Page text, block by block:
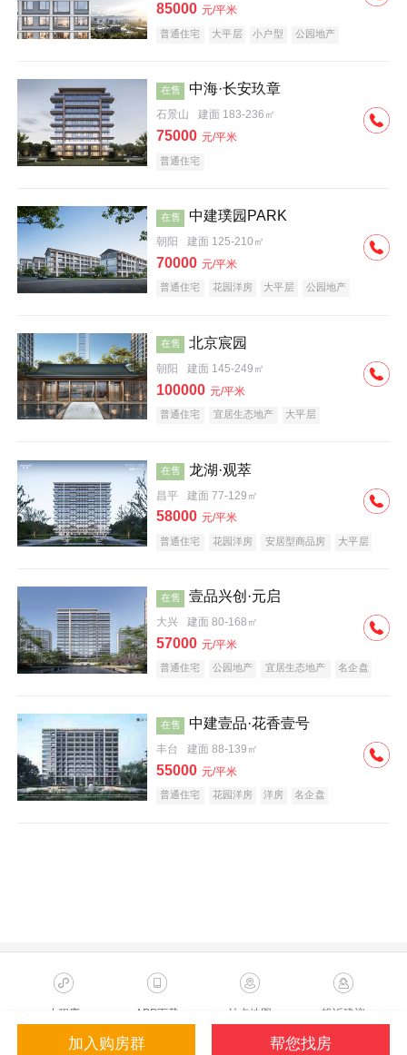
85000 元/平米
普通住宅 大平层 小户型
公园地产
在售 中海·长安玖章
石景山 建面 183-236㎡
75000 元/平米
普通住宅
在售 中建璞园PARK
朝阳 建面 125-210㎡
70000 元/平米
普通住宅 花园洋房 大平层
公园地产
在售 北京宸园
朝阳 建面 145-249㎡
100000 元/平米
普通住宅 宜居生态地产 大平层
在售 龙湖·观萃
昌平 建面 77-129㎡
58000 元/平米
普通住宅 花园洋房 安居型商品房
大平层
在售 壹品兴创·元启
大兴 建面 80-168㎡
57000 元/平米
普通住宅 公园地产 宜居生态地产 名企盘
在售 中建壹品·花香壹号
丰台 建面 88-139㎡
55000 元/平米
普通住宅 花园洋房 洋房 名企盘
加入购房群 帮您找房
小程序 APP下载 站点地图 投诉建议